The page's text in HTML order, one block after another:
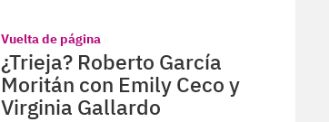
Vuelta de página
¿Trieja? Roberto García
Moritán con Emily Ceco y
Virginia Gallardo